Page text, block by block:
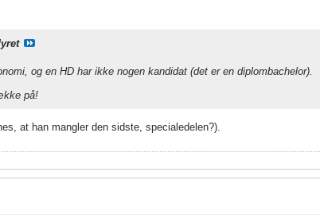
og en HD har ikke nogen kandidat (det er en diplombachelor).
på!
at han mangler den sidste, specialedelen?).